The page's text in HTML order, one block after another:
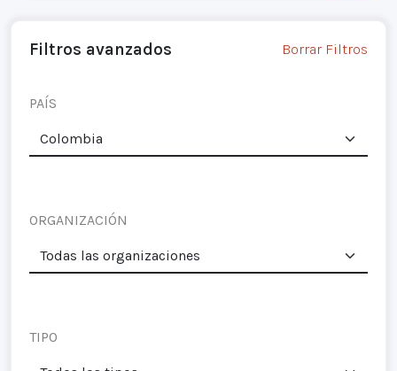
Filtros avanzados Borrar Filtros
PAÍS
ORGANIZACIÓN
TIPO